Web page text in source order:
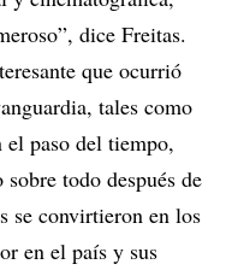
dice Freitas.
que ocurrió
tales como
paso del tiempo,
todo después de
se convirtieron en los
en el país y sus